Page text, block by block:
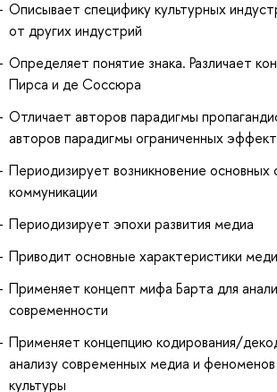
Описывает специфику культурных
от других индустрий
Определяет понятие знака. Различает
Пирса и де Соссюра
Отличает авторов парадигмы
авторов парадигмы ограниченных
Периодизирует возникновение
коммуникации
Периодизирует эпохи развития медиа
Приводит основные характеристики
Применяет концепт мифа Барта для
современности
Применяет концепцию кодирования/
анализу современных медиа и
культуры